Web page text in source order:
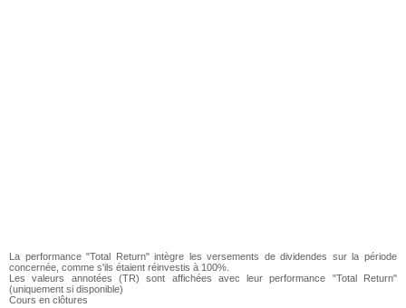
La performance "Total Return" intègre les versements de dividendes sur la période
concernée, comme s'ils étaient réinvestis à 100%.
Les valeurs annotées (TR) sont affichées avec leur performance "Total Return"
(uniquement si disponible)
Cours en clôtures